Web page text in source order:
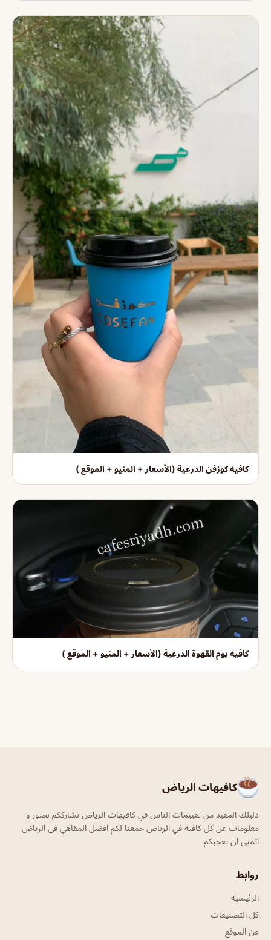
كافيه كوزفن الدرعية (الأسعار + المنيو + الموقع )
كافيه يوم القهوة الدرعية (الأسعار + المنيو + الموقع )
كافيهات الرياض
دليلك المفيد من تقييمات الناس في كافيهات الرياض نشارككم بصور و
معلومات عن كل كافيه في الرياض جمعنا لكم افضل المقاهي في الرياض
اتمنى ان يعجبكم
روابط
الرئيسية
كل التصنيفات
عن الموقع